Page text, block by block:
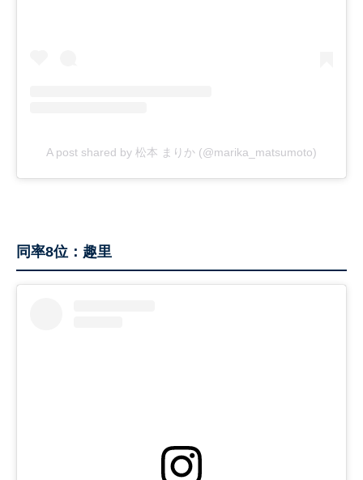
A post shared by 松本 まりか (@marika_matsumoto)
同率8位：趣里